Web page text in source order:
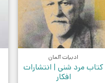
ادبیات آلمان
کتاب مرد شنی | انتشارات
افکار